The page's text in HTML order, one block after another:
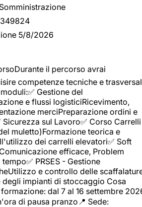
Somministrazione
349824
5/8/2026
il percorso avrai
competenze tecniche e
Gestione del
e flussi logisticiRicevimento,
merciPreparazione ordini e
sul Lavoro✅ Corso Carrelli
muletto)Formazione teorica e
dei carrelli elevatori✅ Soft
efficace, Problem
PRSES - Gestione
e controllo delle
degli impianti di stoccaggio Cosa
dal 7 al 16 settembre
di pausa pranzo📍 Sede: